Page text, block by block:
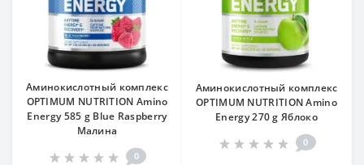
Аминокислотный комплекс
OPTIMUM NUTRITION Amino
Energy 585 g Blue Raspberry
Малина
0
Аминокислотный комплекс
OPTIMUM NUTRITION Amino
Energy 270 g Яблоко
0